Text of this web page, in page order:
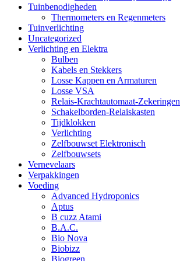
Tuinbenodigheden
Thermometers en Regenmeters
Tuinverlichting
Uncategorized
Verlichting en Elektra
Bulben
Kabels en Stekkers
Losse Kappen en Armaturen
Losse VSA
Relais-Krachtautomaat-Zekeringen
Schakelborden-Relaiskasten
Tijdklokken
Verlichting
Zelfbouwset Elektronisch
Zelfbouwsets
Vernevelaars
Verpakkingen
Voeding
Advanced Hydroponics
Aptus
B cuzz Atami
B.A.C.
Bio Nova
Biobizz
Biogreen